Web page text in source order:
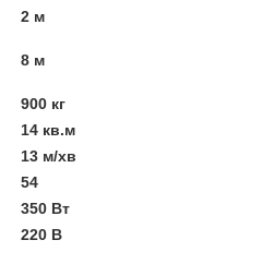
2 м
8 м
900 кг
14 кв.м
13 м/хв
54
350 Вт
220 В